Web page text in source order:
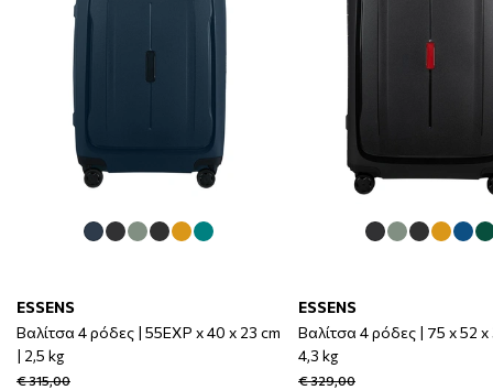
ESSENS
Βαλίτσα 4 ρόδες | 55EXP x 40 x 23 cm
| 2,5 kg
€ 315,00
ESSENS
Βαλίτσα 4 ρόδες | 75 x 52 x
4,3 kg
€ 329,00